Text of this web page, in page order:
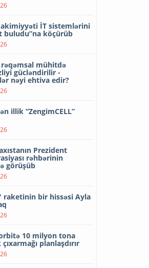
İT sistemlərini
buludu”na köçürüb
rəqəmsal mühitdə
gücləndirilir -
nəyi ehtiva edir?
illik “ZengimCELL”
Prezident
rəhbərinin
görüşüb
raketinin bir hissəsi Ayla
orbitə 10 milyon tona
planlaşdırır